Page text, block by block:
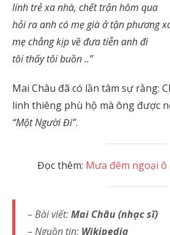
lính trẻ xa nhà, chết trận hôm qua
hỏi ra anh có mẹ già ở tận phương
mẹ chẳng kịp về đưa tiễn anh đi
tôi thấy tôi buồn ..”
Mai Châu đã có lần tâm sự rằng:
linh thiêng phù hộ mà ông được
“Một Người Đi”.
Đọc thêm: Mưa đêm ngoại
– Bài viết:Mai Châu (nhạc sĩ)
– Nguồn tin: Wikipedia